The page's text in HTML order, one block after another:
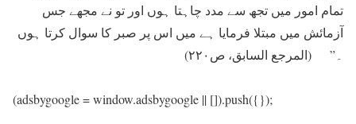
تمام امور ميں تجھ سے مدد چاہتا ہوں اور تو نے مجھے جس
آزمائش ميں مبتلا فرمايا ہے ميں اس پر صبر کا سوال کرتا ہوں
۔” (المرجع السابق، ص۲۲۰)
(adsbygoogle = window.adsbygoogle || []).push({});